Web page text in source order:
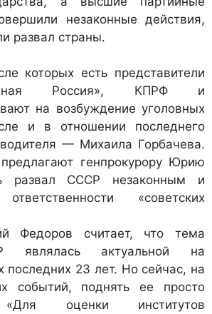
незаконные действия,
развал страны.
которых есть представители
Россия», КПРФ и
на возбуждение уголовных
и в отношении последнего
— Михаила Горбачева.
генпрокурору Юрию
развал СССР незаконным и
«советских
Федоров считает, что тема
являлась актуальной на
последних 23 лет. Но сейчас, на
событий, поднять ее просто
«Для оценки институтов